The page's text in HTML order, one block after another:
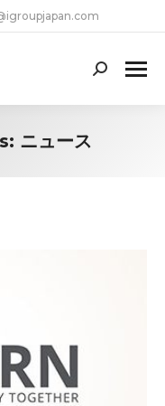
Search:
ニュース